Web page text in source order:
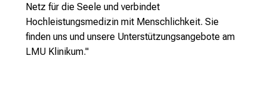
Netz für die Seele und verbindet
Hochleistungsmedizin mit Menschlichkeit. Sie
finden uns und unsere Unterstützungsangebote am
LMU Klinikum."